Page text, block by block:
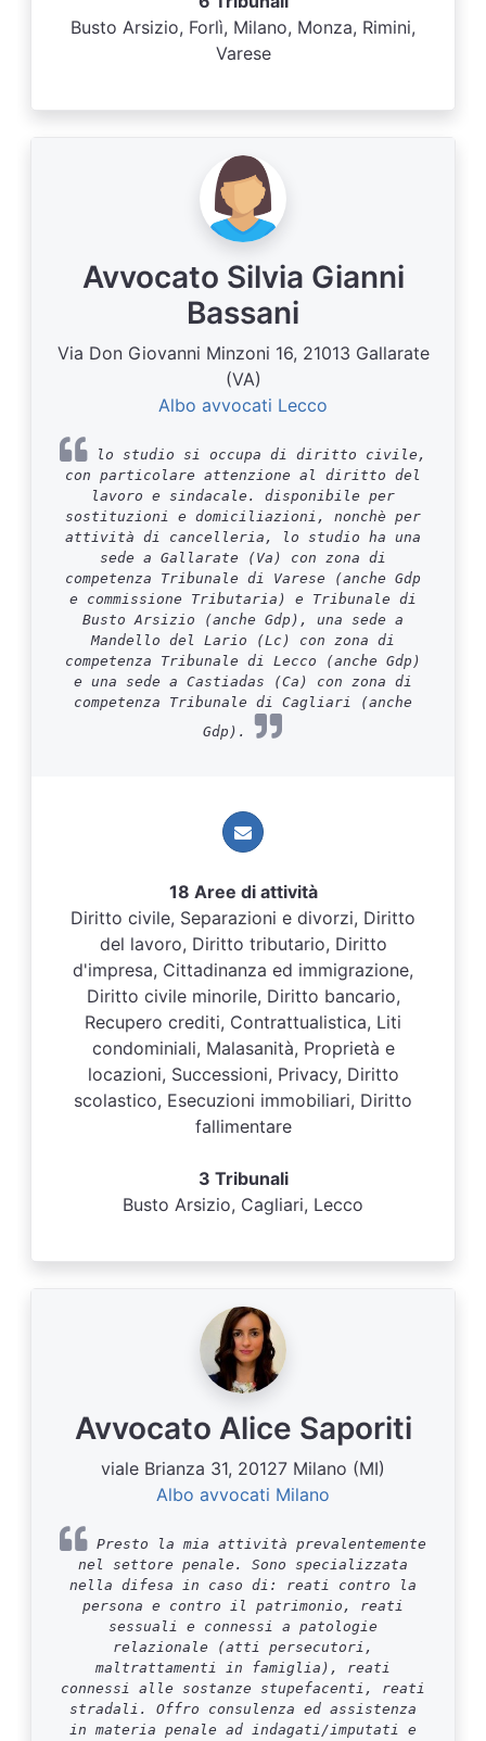
Busto Arsizio, Forlì, Milano, Monza, Rimini,
Varese
Avvocato Silvia Gianni
Bassani
Via Don Giovanni Minzoni 16, 21013 Gallarate
(VA)
Albo avvocati Lecco
lo studio si occupa di diritto civile,
con particolare attenzione al diritto del
lavoro e sindacale. disponibile per
sostituzioni e domiciliazioni, nonchè per
attività di cancelleria, lo studio ha una
sede a Gallarate (Va) con zona di
competenza Tribunale di Varese (anche Gdp
e commissione Tributaria) e Tribunale di
Busto Arsizio (anche Gdp), una sede a
Mandello del Lario (Lc) con zona di
competenza Tribunale di Lecco (anche Gdp)
e una sede a Castiadas (Ca) con zona di
competenza Tribunale di Cagliari (anche
Gdp).
18 Aree di attività
Diritto civile, Separazioni e divorzi, Diritto
del lavoro, Diritto tributario, Diritto
d'impresa, Cittadinanza ed immigrazione,
Diritto civile minorile, Diritto bancario,
Recupero crediti, Contrattualistica, Liti
condominiali, Malasanità, Proprietà e
locazioni, Successioni, Privacy, Diritto
scolastico, Esecuzioni immobiliari, Diritto
fallimentare
3 Tribunali
Busto Arsizio, Cagliari, Lecco
Avvocato Alice Saporiti
viale Brianza 31, 20127 Milano (MI)
Albo avvocati Milano
Presto la mia attività prevalentemente
nel settore penale. Sono specializzata
nella difesa in caso di: reati contro la
persona e contro il patrimonio, reati
sessuali e connessi a patologie
relazionale (atti persecutori,
maltrattamenti in famiglia), reati
connessi alle sostanze stupefacenti, reati
stradali. Offro consulenza ed assistenza
in materia penale ad indagati/imputati e